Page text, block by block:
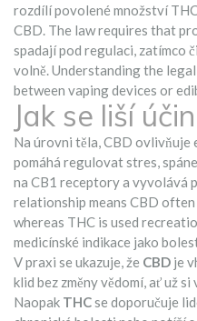
rozdílí povolené množství
CBD. The law requires that
spadají pod regulaci, zatímco
volně. Understanding the
between vaping devices or
Jak se liší
Na úrovni těla, CBD ovlivňuje
pomáhá regulovat stres,
na CB1 receptory a vyvolává
relationship means CBD
whereas THC is used
medicínské indikace jako
V praxi se ukazuje, že CBD je
klid bez změny vědomí, ať už
Naopak THCse doporučuje